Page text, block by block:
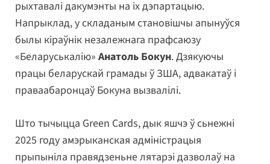
рыхтавалі дакумэнты на іх дэпартацыю.
Напрыклад, у складаным становішчы апынуўся
былы кіраўнік незалежнага прафсаюзу
«Беларуськалію» Анатоль Бокун. Дзякуючы
працы беларускай грамады ў ЗША, адвакатаў і
праваабаронцаў Бокуна вызвалілі.
Што тычыцца Green Cards, дык яшчэ ў сьнежні
2025 году амэрыканская адміністрацыя
прыпыніла правядзеньне лятарэі дазволаў на